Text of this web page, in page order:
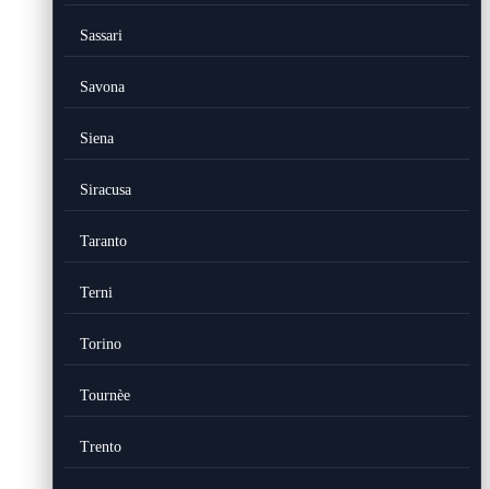
Sassari
Savona
Siena
Siracusa
Taranto
Terni
Torino
Tournèe
Trento